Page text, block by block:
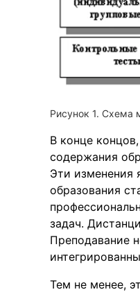
Рисунок 1. Схема
В конце
содержания
Эти изменения
образования
задач.
Преподавание
Тем не менее,